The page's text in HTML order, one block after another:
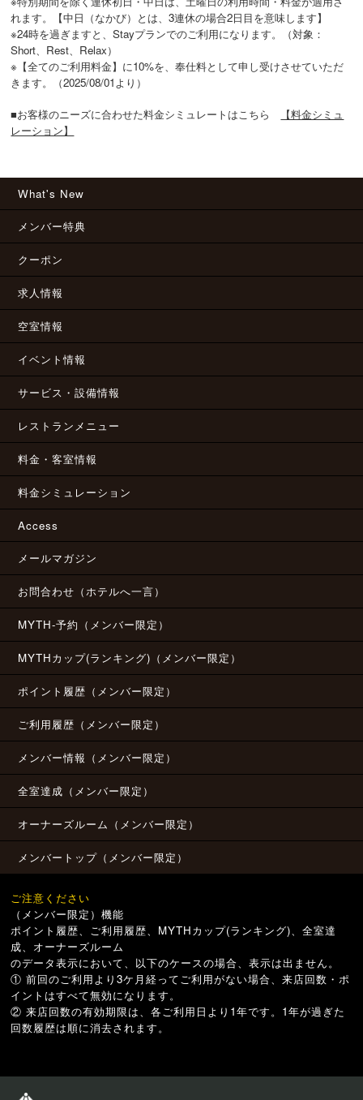
れます。【中日（なかび）とは、3連休の場合2日目を意味します】
※24時を過ぎますと、Stayプランでのご利用になります。（対象：
Short、Rest、Relax）
※【全てのご利用料金】に10%を、奉仕料として申し受けさせていただ
きます。（2025/08/01より）
■お客様のニーズに合わせた料金シミュレートはこちら
【料金シミュ
レーション】
What's New
メンバー特典
クーポン
求人情報
空室情報
イベント情報
サービス・設備情報
レストランメニュー
料金・客室情報
料金シミュレーション
Access
メールマガジン
お問合わせ（ホテルへ一言）
MYTH-予約（メンバー限定）
MYTHカップ(ランキング)（メンバー限定）
ポイント履歴（メンバー限定）
ご利用履歴（メンバー限定）
メンバー情報（メンバー限定）
全室達成（メンバー限定）
オーナーズルーム（メンバー限定）
メンバートップ（メンバー限定）
ご注意ください
（メンバー限定）機能
ポイント履歴、ご利用履歴、MYTHカップ(ランキング)、全室達
成、オーナーズルーム
のデータ表示において、以下のケースの場合、表示は出ません。
① 前回のご利用より3ケ月経ってご利用がない場合、来店回数・ポ
イントはすべて無効になります。
② 来店回数の有効期限は、各ご利用日より1年です。1年が過ぎた
回数履歴は順に消去されます。